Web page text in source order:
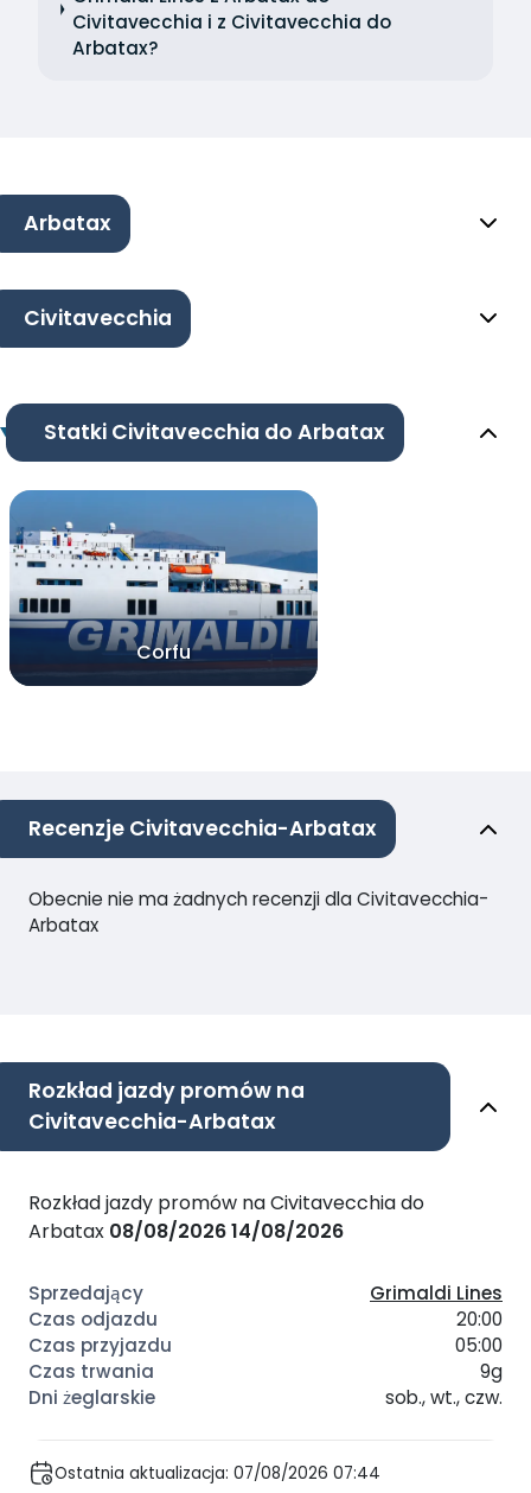
Civitavecchia i z Civitavecchia do
Arbatax?
Arbatax
Civitavecchia
Statki Civitavecchia do Arbatax
Corfu
Recenzje Civitavecchia-Arbatax
Obecnie nie ma żadnych recenzji dla Civitavecchia-
Arbatax
Rozkład jazdy promów na
Civitavecchia-Arbatax
Rozkład jazdy promów na Civitavecchia do
Arbatax 08/08/202614/08/2026
Grimaldi Lines
20:00
05:00
9g
sob., wt., czw.
Ostatnia aktualizacja: 07/08/2026 07:44